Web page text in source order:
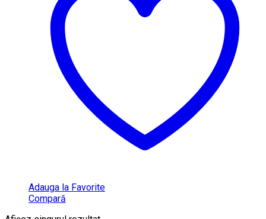
Adauga la Favorite
Compară